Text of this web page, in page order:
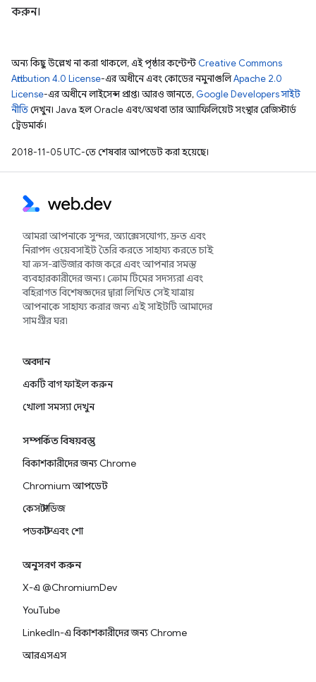
করুন।
অন্য কিছু উল্লেখ না করা থাকলে, এই পৃষ্ঠার কন্টেন্ট Creative Commons
Attribution 4.0 License-এর অধীনে এবং কোডের নমুনাগুলিApache 2.0
License-এর অধীনে লাইসেন্স প্রাপ্ত। আরও জানতে, Google Developers সাইট
নীতিদেখুন। Java হল Oracle এবং/অথবা তার অ্যাফিলিয়েট সংস্থার রেজিস্টার্ড
ট্রেডমার্ক।
2018-11-05 UTC-তে শেষবার আপডেট করা হয়েছে।
আমরা আপনাকে সুন্দর, অ্যাক্সেসযোগ্য, দ্রুত এবং
নিরাপদ ওয়েবসাইট তৈরি করতে সাহায্য করতে চাই
যা ক্রস-ব্রাউজার কাজ করে এবং আপনার সমস্ত
ব্যবহারকারীদের জন্য। ক্রোম টিমের সদস্যরা এবং
বহিরাগত বিশেষজ্ঞদের দ্বারা লিখিত সেই যাত্রায়
আপনাকে সাহায্য করার জন্য এই সাইটটি আমাদের
সামগ্রীর ঘর৷
অবদান
একটি বাগ ফাইল করুন
খোলা সমস্যা দেখুন
সম্পর্কিত বিষয়বস্তু
বিকাশকারীদের জন্য Chrome
Chromium আপডেট
কেস স্টাডিজ
পডকাস্ট এবং শো
অনুসরণ করুন
X-এ @ChromiumDev
YouTube
LinkedIn-এ বিকাশকারীদের জন্য Chrome
আরএসএস